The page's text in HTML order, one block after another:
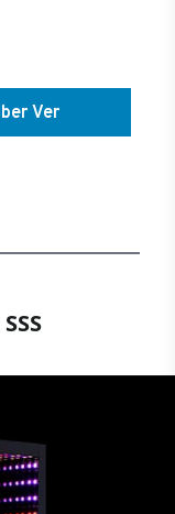
Ver
SSS